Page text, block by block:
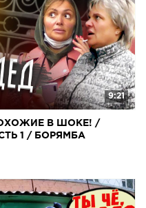
9:21
В ШОКЕ! /
1 / БОРЯМБА